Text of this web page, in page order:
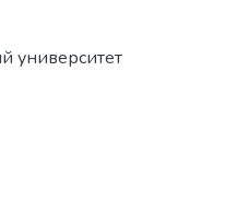
университет